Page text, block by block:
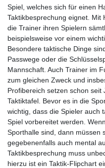
Spiel, welches sich für einen
Taktikbesprechung eignet. Mit
die Trainer ihren Spielern
beispielsweise vor einem
Besondere taktische Dinge
Passwege oder die
Mannschaft. Auch Trainer im
zum gleichen Zweck und
Profibereich setzen schon
Taktiktafel. Bevor es in die
wichtig, dass die Spieler auch
Spiel vorbereitet werden.
Sporthalle sind, dann müssen
gegebenenfalls auch mental
Taktikbesprechung muss
hierzu ist ein Taktik-Flipchart